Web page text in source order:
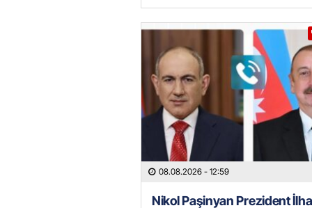
08.08.2026 - 12:59
Nikol Paşinyan Prezident